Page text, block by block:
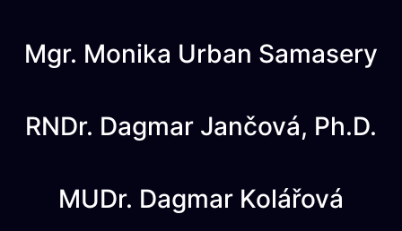
Mgr. Monika Urban Samasery
RNDr. Dagmar Jančová, Ph.D.
MUDr. Dagmar Kolářová